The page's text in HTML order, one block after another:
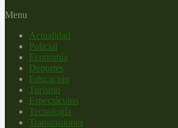
Menu
Actualidad
Policial
Economía
Deportes
Educación
Turismo
Espectáculos
Tecnología
Transmisiones